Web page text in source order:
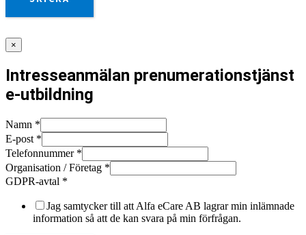
×
Intresseanmälan prenumerationstjänst
e-utbildning
Namn *
E-post *
Telefonnummer *
Organisation / Företag *
GDPR-avtal *
Jag samtycker till att Alfa eCare AB lagrar min inlämnade
information så att de kan svara på min förfrågan.